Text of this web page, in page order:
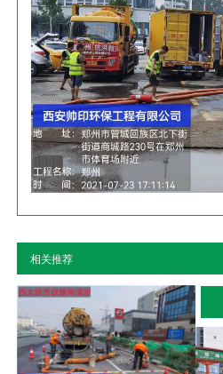
相关推荐